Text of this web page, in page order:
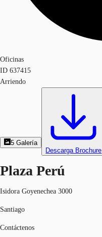
Oficinas
ID 637415
Arriendo
5 Galería
Descarga Brochure
Plaza Perú
Isidora Goyenechea 3000
Santiago
Contáctenos